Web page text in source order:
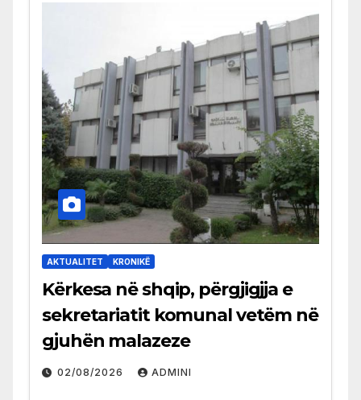
AKTUALITET KRONIKË
Kërkesa në shqip, përgjigjja e
sekretariatit komunal vetëm në
gjuhën malazeze
02/08/2026 ADMINI